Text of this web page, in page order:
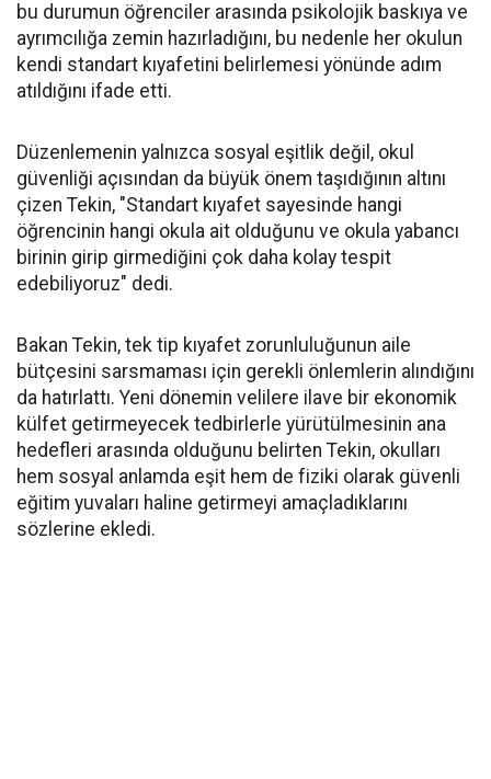
bu durumun öğrenciler arasında psikolojik baskıya ve
ayrımcılığa zemin hazırladığını, bu nedenle her okulun
kendi standart kıyafetini belirlemesi yönünde adım
atıldığını ifade etti.
Düzenlemenin yalnızca sosyal eşitlik değil, okul
güvenliği açısından da büyük önem taşıdığının altını
çizen Tekin, "Standart kıyafet sayesinde hangi
öğrencinin hangi okula ait olduğunu ve okula yabancı
birinin girip girmediğini çok daha kolay tespit
edebiliyoruz" dedi.
Bakan Tekin, tek tip kıyafet zorunluluğunun aile
bütçesini sarsmaması için gerekli önlemlerin alındığını
da hatırlattı. Yeni dönemin velilere ilave bir ekonomik
külfet getirmeyecek tedbirlerle yürütülmesinin ana
hedefleri arasında olduğunu belirten Tekin, okulları
hem sosyal anlamda eşit hem de fiziki olarak güvenli
eğitim yuvaları haline getirmeyi amaçladıklarını
sözlerine ekledi.